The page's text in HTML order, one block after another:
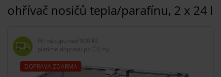
ohřívač nosičů tepla/parafínu, 2 x 24 l
Při nákupu nad 990 Kč
platíme dopravu po ČR my
DOPRAVA ZDARMA